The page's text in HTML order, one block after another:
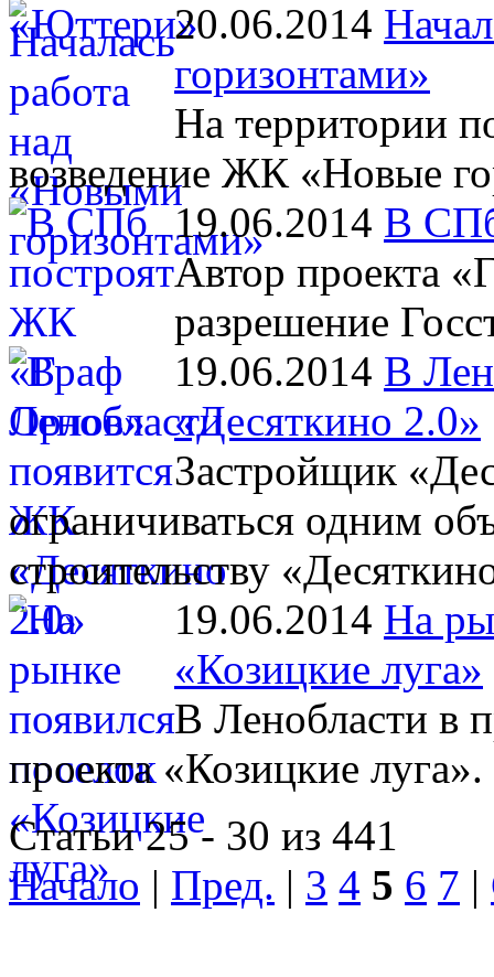
20.06.2014
горизонтами»
На территории
возведение ЖК «Новые
19.06.2014 В
Автор проекта
разрешение
19.06.2014 В
«Десяткино 2.0»
Застройщик
ограничиваться одним
строительству
19.06.2014 На
«Козицкие луга»
В Ленобласти в
проекта «Козицкие луга».
Статьи 25 - 30 из 441
Начало | Пред. | 3 4 5 6 7 |